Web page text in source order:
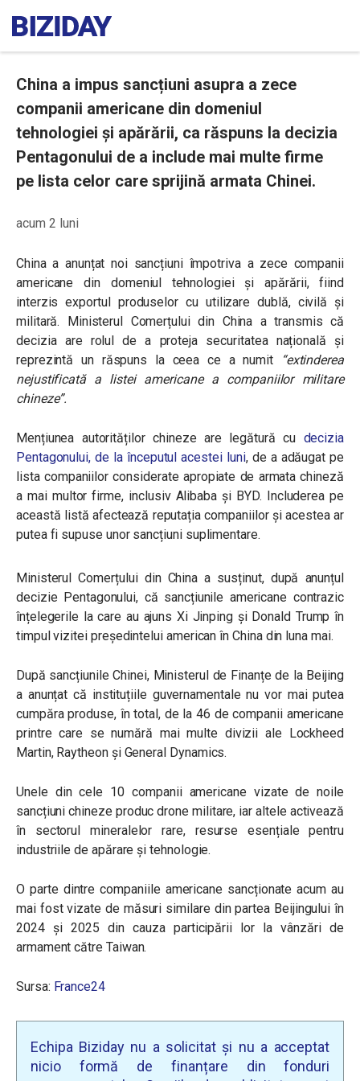
China a impus sancțiuni asupra a zece
companii americane din domeniul
tehnologiei și apărării, ca răspuns la decizia
Pentagonului de a include mai multe firme
pe lista celor care sprijină armata Chinei.
acum 2 luni
China a anunțat noi sancțiuni împotriva a zece companii
americane din domeniul tehnologiei și apărării, fiind
interzis exportul produselor cu utilizare dublă, civilă și
militară. Ministerul Comerțului din China a transmis că
decizia are rolul de a proteja securitatea națională și
reprezintă un răspuns la ceea ce a numit
“extinderea
nejustificată a listei americane a companiilor militare
chineze”.
Mențiunea autorităților chineze are legătură cu decizia
Pentagonului, de la începutul acestei luni, de a adăugat pe
lista companiilor considerate apropiate de armata chineză
a mai multor firme, inclusiv Alibaba și BYD. Includerea pe
această listă afectează reputația companiilor și acestea ar
putea fi supuse unor sancțiuni suplimentare.
Ministerul Comerțului din China a susținut, după anunțul
decizie Pentagonului, că sancțiunile americane contrazic
înțelegerile la care au ajuns Xi Jinping și Donald Trump în
timpul vizitei președintelui american în China din luna mai.
După sancțiunile Chinei, Ministerul de Finanțe de la Beijing
a anunțat că instituțiile guvernamentale nu vor mai putea
cumpăra produse, în total, de la 46 de companii americane
printre care se numără mai multe divizii ale Lockheed
Martin, Raytheon și General Dynamics.
Unele din cele 10 companii americane vizate de noile
sancțiuni chineze produc drone militare, iar altele activează
în sectorul mineralelor rare, resurse esențiale pentru
industriile de apărare și tehnologie.
O parte dintre companiile americane sancționate acum au
mai fost vizate de măsuri similare din partea Beijingului în
2024 și 2025 din cauza participării lor la vânzări de
armament către Taiwan.
Sursa: France24
Echipa Biziday nu a solicitat și nu a acceptat
nicio formă de finanțare din fonduri